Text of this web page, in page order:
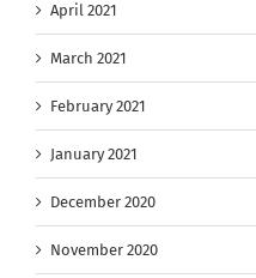
April 2021
March 2021
February 2021
January 2021
December 2020
November 2020